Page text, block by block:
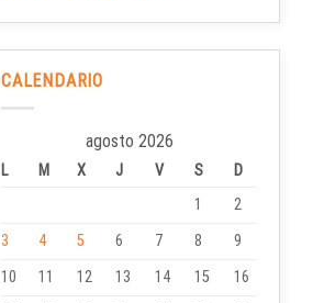
CALENDARIO
agosto 2026
L M X J V S
D
1
2
3
4 5 6 7 8
9
10
11 12 13 14 15
16